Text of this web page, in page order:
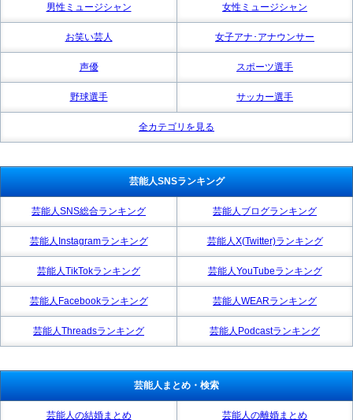
男性ミュージシャン 女性ミュージシャン
お笑い芸人 女子アナ･アナウンサー
声優 スポーツ選手
野球選手 サッカー選手
全カテゴリを見る
芸能人SNSランキング
芸能人SNS総合ランキング 芸能人ブログランキング
芸能人Instagramランキング 芸能人X(Twitter)ランキング
芸能人TikTokランキング 芸能人YouTubeランキング
芸能人Facebookランキング 芸能人WEARランキング
芸能人Threadsランキング 芸能人Podcastランキング
芸能人まとめ・検索
芸能人の結婚まとめ 芸能人の離婚まとめ